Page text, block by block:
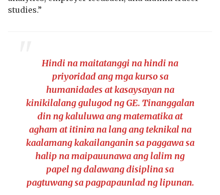
studies.”
Hindi na maitatanggi na hindi na
priyoridad ang mga kurso sa
humanidades at kasaysayan na
kinikilalang gulugod ng GE. Tinanggalan
din ng kaluluwa ang matematika at
agham at itinira na lang ang teknikal na
kaalamang kakailanganin sa paggawa sa
halip na maipauunawa ang lalim ng
papel ng dalawang disiplina sa
pagtuwang sa pagpapaunlad ng lipunan.